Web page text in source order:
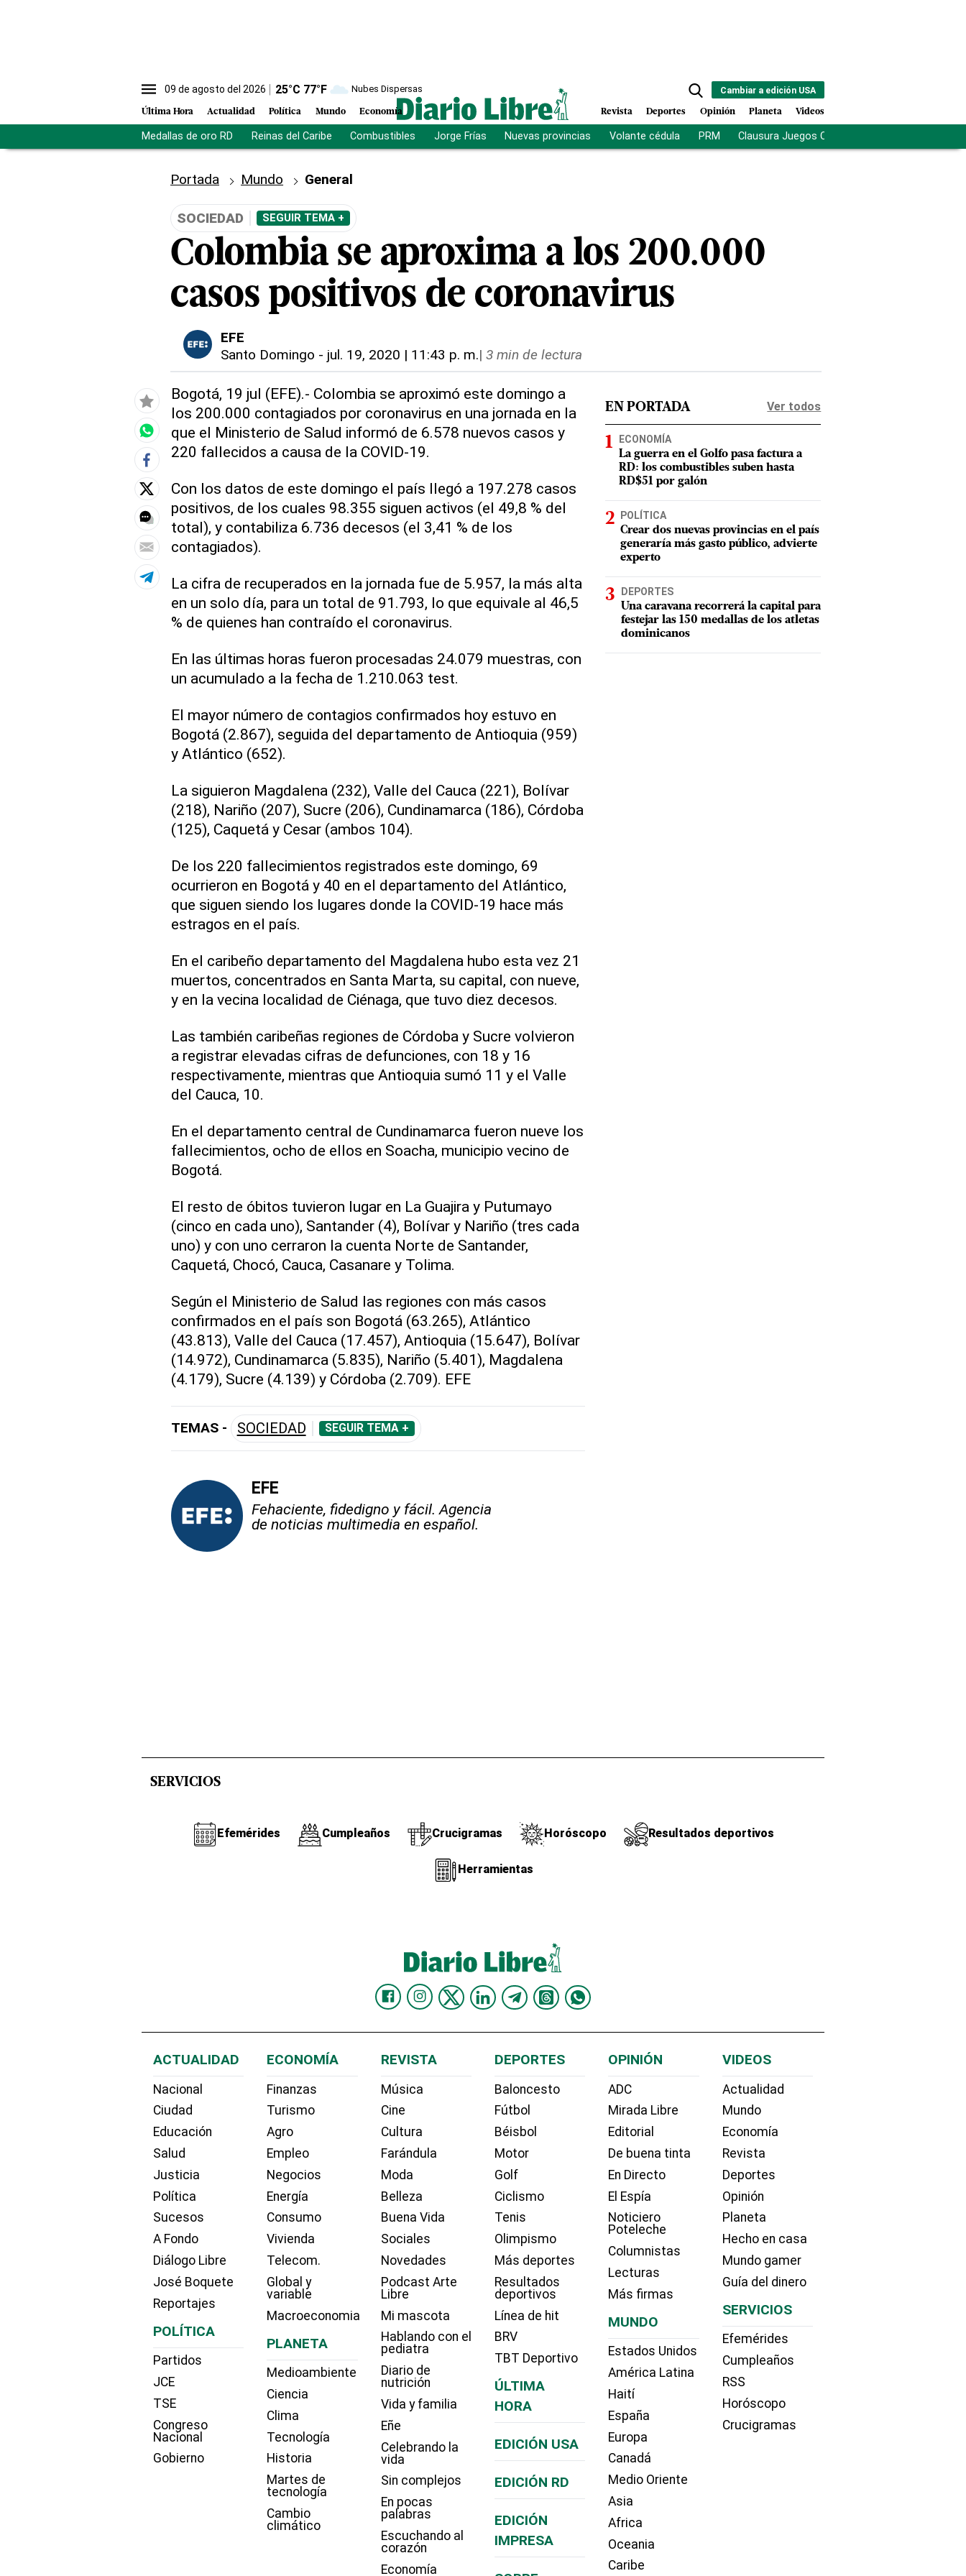
09 de agosto del 2026 25°C 77°F Nubes Dispersas
Última Hora Actualidad Política Mundo Economía
Cambiar a edición USA
Revista Deportes Opinión Planeta Videos
Medallas de oro RD Reinas del Caribe Combustibles Jorge Frías Nuevas provincias Volante cédula PRM Clausura Juegos Centroamericanos
Portada Mundo General
SOCIEDAD SEGUIR TEMA +
Colombia se aproxima a los 200.000
casos positivos de coronavirus
EFE
Santo Domingo - jul. 19, 2020 | 11:43 p. m.| 3 min de lectura
Bogotá, 19 jul (EFE).- Colombia se aproximó este domingo a
los 200.000 contagiados por coronavirus en una jornada en la
que el Ministerio de Salud informó de 6.578 nuevos casos y
220 fallecidos a causa de la COVID-19.
Con los datos de este domingo el país llegó a 197.278 casos
positivos, de los cuales 98.355 siguen activos (el 49,8 % del
total), y contabiliza 6.736 decesos (el 3,41 % de los
contagiados).
La cifra de recuperados en la jornada fue de 5.957, la más alta
en un solo día, para un total de 91.793, lo que equivale al 46,5
% de quienes han contraído el coronavirus.
En las últimas horas fueron procesadas 24.079 muestras, con
un acumulado a la fecha de 1.210.063 test.
El mayor número de contagios confirmados hoy estuvo en
Bogotá (2.867), seguida del departamento de Antioquia (959)
y Atlántico (652).
La siguieron Magdalena (232), Valle del Cauca (221), Bolívar
(218), Nariño (207), Sucre (206), Cundinamarca (186), Córdoba
(125), Caquetá y Cesar (ambos 104).
De los 220 fallecimientos registrados este domingo, 69
ocurrieron en Bogotá y 40 en el departamento del Atlántico,
que siguen siendo los lugares donde la COVID-19 hace más
estragos en el país.
En el caribeño departamento del Magdalena hubo esta vez 21
muertos, concentrados en Santa Marta, su capital, con nueve,
y en la vecina localidad de Ciénaga, que tuvo diez decesos.
Las también caribeñas regiones de Córdoba y Sucre volvieron
a registrar elevadas cifras de defunciones, con 18 y 16
respectivamente, mientras que Antioquia sumó 11 y el Valle
del Cauca, 10.
En el departamento central de Cundinamarca fueron nueve los
fallecimientos, ocho de ellos en Soacha, municipio vecino de
Bogotá.
El resto de óbitos tuvieron lugar en La Guajira y Putumayo
(cinco en cada uno), Santander (4), Bolívar y Nariño (tres cada
uno) y con uno cerraron la cuenta Norte de Santander,
Caquetá, Chocó, Cauca, Casanare y Tolima.
Según el Ministerio de Salud las regiones con más casos
confirmados en el país son Bogotá (63.265), Atlántico
(43.813), Valle del Cauca (17.457), Antioquia (15.647), Bolívar
(14.972), Cundinamarca (5.835), Nariño (5.401), Magdalena
(4.179), Sucre (4.139) y Córdoba (2.709). EFE
TEMAS - SOCIEDAD SEGUIR TEMA +
EFE
Fehaciente, fidedigno y fácil. Agencia
de noticias multimedia en español.
EN PORTADA Ver todos
ECONOMÍA
La guerra en el Golfo pasa factura a
RD: los combustibles suben hasta
RD$51 por galón
POLÍTICA
Crear dos nuevas provincias en el país
generaría más gasto público, advierte
experto
DEPORTES
Una caravana recorrerá la capital para
festejar las 150 medallas de los atletas
dominicanos
SERVICIOS
Efemérides Cumpleaños Crucigramas Horóscopo Resultados deportivos
Herramientas
ACTUALIDAD
Nacional
Ciudad
Educación
Salud
Justicia
Política
Sucesos
A Fondo
Diálogo Libre
José Boquete
Reportajes
POLÍTICA
Partidos
JCE
TSE
Congreso
Nacional
Gobierno
ECONOMÍA
Finanzas
Turismo
Agro
Empleo
Negocios
Energía
Consumo
Vivienda
Telecom.
Global y
variable
Macroeconomia
PLANETA
Medioambiente
Ciencia
Clima
Tecnología
Historia
Martes de
tecnología
Cambio
climático
REVISTA
Música
Cine
Cultura
Farándula
Moda
Belleza
Buena Vida
Sociales
Novedades
Podcast Arte
Libre
Mi mascota
Hablando con el
pediatra
Diario de
nutrición
Vida y familia
Eñe
Celebrando la
vida
Sin complejos
En pocas
palabras
Escuchando al
corazón
Economía
DEPORTES
Baloncesto
Fútbol
Béisbol
Motor
Golf
Ciclismo
Tenis
Olimpismo
Más deportes
Resultados
deportivos
Línea de hit
BRV
TBT Deportivo
ÚLTIMA
HORA
EDICIÓN USA
EDICIÓN RD
EDICIÓN
IMPRESA
OPINIÓN
ADC
Mirada Libre
Editorial
De buena tinta
En Directo
El Espía
Noticiero
Poteleche
Columnistas
Lecturas
Más firmas
MUNDO
Estados Unidos
América Latina
Haití
España
Europa
Canadá
Medio Oriente
Asia
Africa
Oceania
Caribe
VIDEOS
Actualidad
Mundo
Economía
Revista
Deportes
Opinión
Planeta
Hecho en casa
Mundo gamer
Guía del dinero
SERVICIOS
Efemérides
Cumpleaños
RSS
Horóscopo
Crucigramas